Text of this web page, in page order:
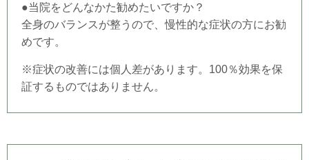
●当院をどんなかた勧めたいですか？
全身のバランスが整うので、慢性的な症状の方にお勧
めです。
※症状の改善には個人差があります。100％効果を保
証するものではありません。